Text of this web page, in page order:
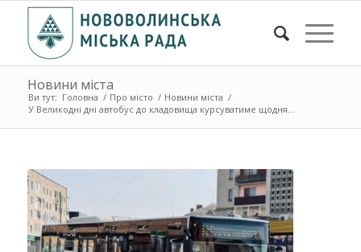
Новини міста
Ви тут: Головна / Про місто / Новини міста /
У Великодні дні автобус до кладовища курсуватиме щодня...